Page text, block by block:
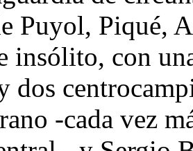
Puyol, Piqué,
insólito, con
dos
-cada vez